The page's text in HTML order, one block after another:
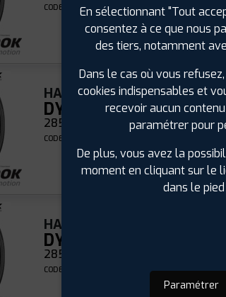
CODE EAN : 8808563611761
ⓘ
HANKOOK
DYNAPRO HPX
285/55 R 18 113V
CODE EAN : 8808563611624
Été
ⓘ
HANKOOK
DYNAPRO HPX
285/60 R 18 116V
CODE EAN : 8808563611693
ⓘ
En sélectionnant "Tout
consentez à ce que nous
des tiers, notamment
Dans le cas où vous
cookies indispensables et
recevoir aucun
paramétrer pour
De plus, vous avez la
moment en cliquant sur le
dans le
Paramétrer